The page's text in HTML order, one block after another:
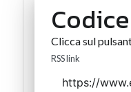
Clicca sul
RSS link